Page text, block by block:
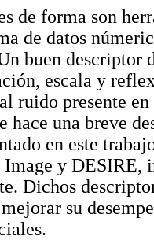
de forma son
de datos
buen descriptor
escala y
ruido presente
hace una breve
en este
Image y DESIRE,
Dichos
su